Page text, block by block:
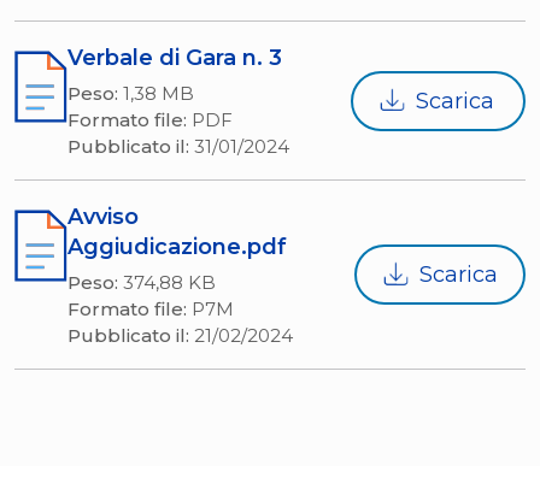
Verbale di Gara n. 3
Peso: 1,38 MB
Formato file: PDF
Pubblicato il: 31/01/2024
Scarica
Avviso
Aggiudicazione.pdf
Peso: 374,88 KB
Formato file: P7M
Pubblicato il: 21/02/2024
Scarica